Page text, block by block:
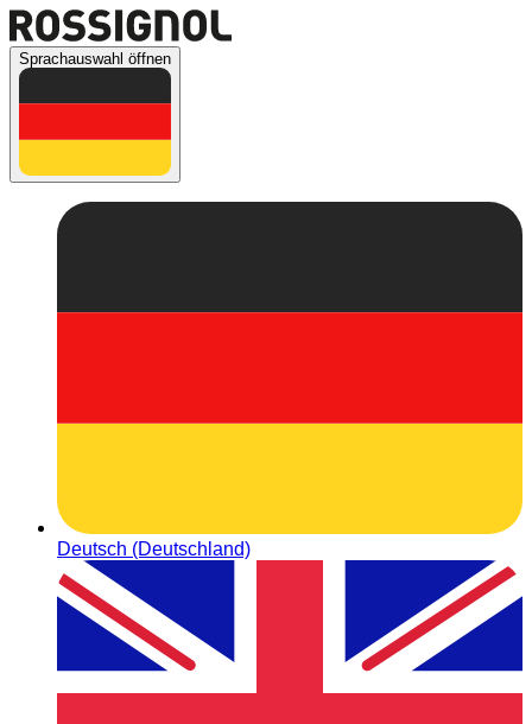
Sprachauswahl öffnen
Deutsch (Deutschland)